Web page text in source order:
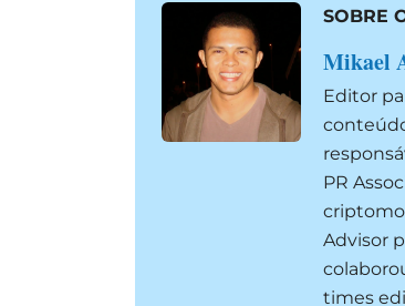
SOBRE
Mikael
Editor
PR
Advisor
times